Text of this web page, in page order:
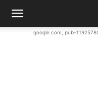
google.com, pub-